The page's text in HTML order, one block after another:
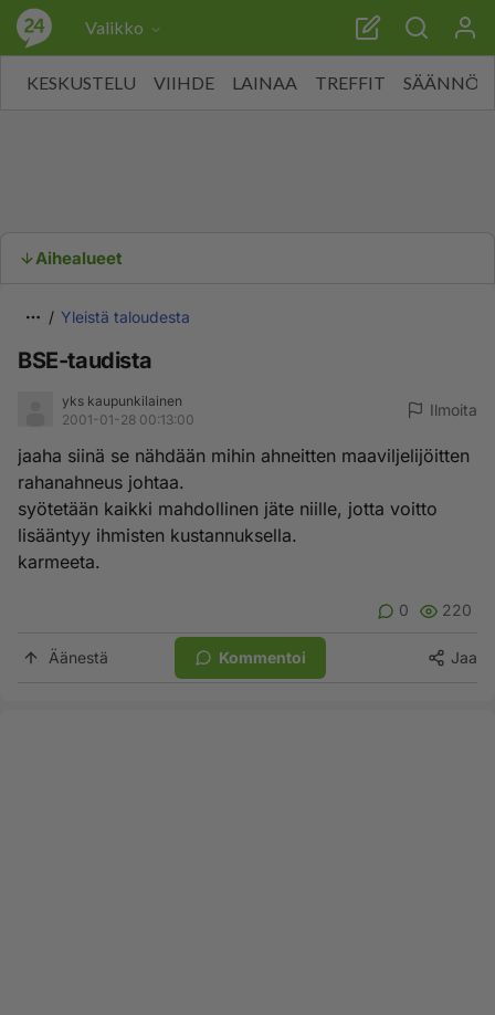
Valikko
KESKUSTELU VIIHDE LAINAA TREFFIT SÄÄNNÖT
Aihealueet
Yleistä taloudesta
BSE-taudista
yks kaupunkilainen
2001-01-28 00:13:00
Ilmoita
jaaha siinä se nähdään mihin ahneitten maaviljelijöitten
rahanahneus johtaa.
syötetään kaikki mahdollinen jäte niille, jotta voitto
lisääntyy ihmisten kustannuksella.
karmeeta.
0 220
Äänestä Kommentoi Jaa